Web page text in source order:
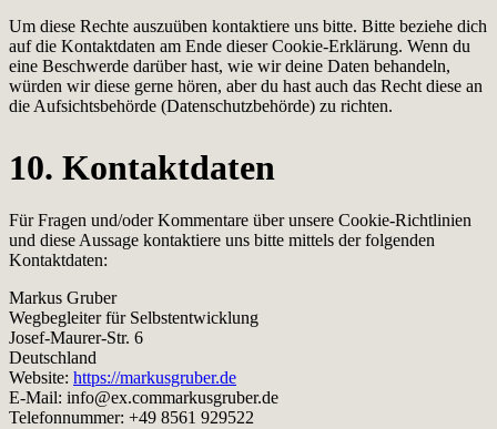
Um diese Rechte auszuüben kontaktiere uns bitte. Bitte beziehe dich
auf die Kontaktdaten am Ende dieser Cookie-Erklärung. Wenn du
eine Beschwerde darüber hast, wie wir deine Daten behandeln,
würden wir diese gerne hören, aber du hast auch das Recht diese an
die Aufsichtsbehörde (Datenschutzbehörde) zu richten.
10. Kontaktdaten
Für Fragen und/oder Kommentare über unsere Cookie-Richtlinien
und diese Aussage kontaktiere uns bitte mittels der folgenden
Kontaktdaten:
Markus Gruber
Wegbegleiter für Selbstentwicklung
Josef-Maurer-Str. 6
Deutschland
Website: https://markusgruber.de
E-Mail: info@ex.commarkusgruber.de
Telefonnummer: +49 8561 929522